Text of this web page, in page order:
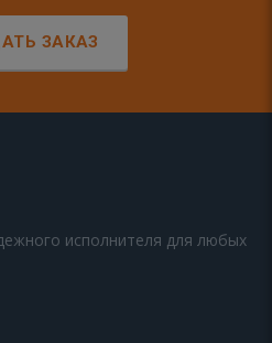
ЗАКАЗ
исполнителя для любых